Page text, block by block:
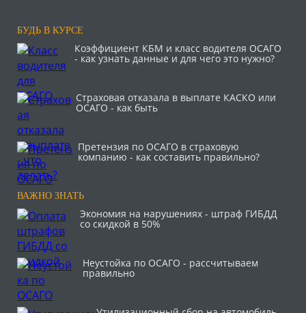
БУДЬ В КУРСЕ
Коэффициент КБМ и класс водителя ОСАГО
- как узнать данные и для чего это нужно?
Страховая отказала в выплате КАСКО или
ОСАГО - как быть
Претензия по ОСАГО в страховую
компанию - как составить правильно?
ВАЖНО ЗНАТЬ
Экономия на нарушениях - штраф ГИБДД
со скидкой в 50%
Неустойка по ОСАГО - рассчитываем
правильно